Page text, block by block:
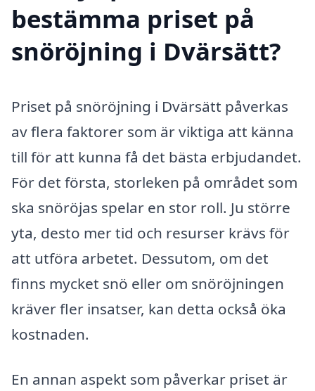
bestämma priset på
snöröjning i Dvärsätt?
Priset på snöröjning i Dvärsätt påverkas
av flera faktorer som är viktiga att känna
till för att kunna få det bästa erbjudandet.
För det första, storleken på området som
ska snöröjas spelar en stor roll. Ju större
yta, desto mer tid och resurser krävs för
att utföra arbetet. Dessutom, om det
finns mycket snö eller om snöröjningen
kräver fler insatser, kan detta också öka
kostnaden.
En annan aspekt som påverkar priset är